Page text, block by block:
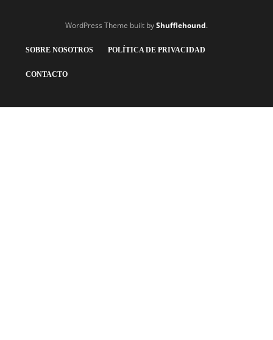
WordPress Theme built byShufflehound.
SOBRE NOSOTROS POLÍTICA DE PRIVACIDAD
CONTACTO